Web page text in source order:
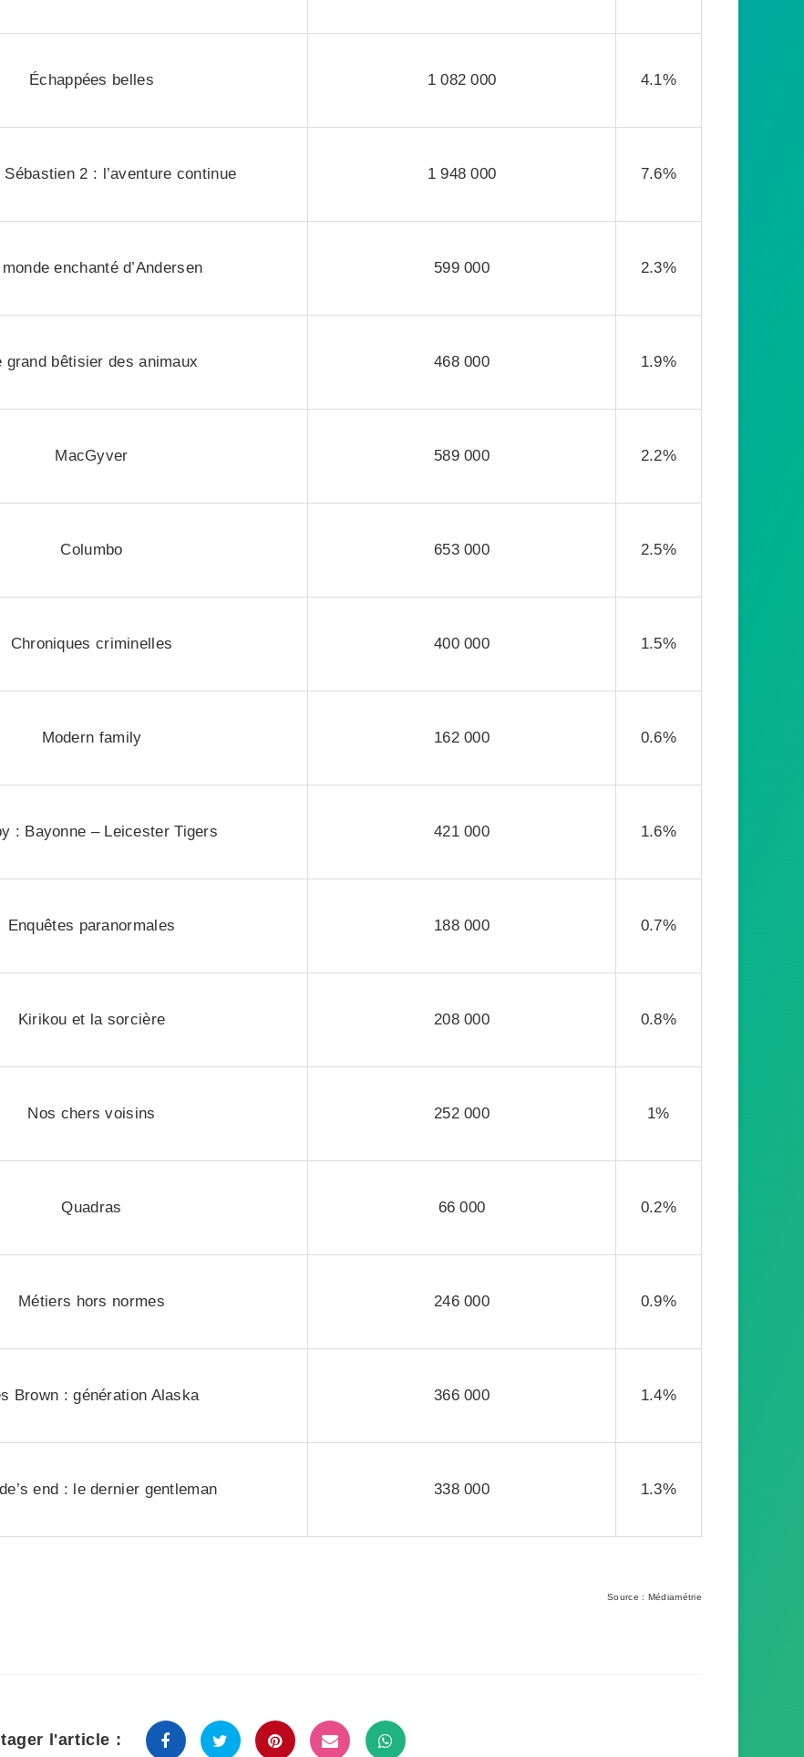
Échappées belles 1 082 000 4.1%
Sébastien 2 : l’aventure continue 1 948 000 7.6%
enchanté d’Andersen 599 000 2.3%
grand bêtisier des animaux 468 000 1.9%
MacGyver 589 000 2.2%
Columbo 653 000 2.5%
Chroniques criminelles 400 000 1.5%
Modern family 162 000 0.6%
: Bayonne – Leicester Tigers 421 000 1.6%
Enquêtes paranormales 188 000 0.7%
Kirikou et la sorcière 208 000 0.8%
Nos chers voisins 252 000 1%
Quadras 66 000 0.2%
Métiers hors normes 246 000 0.9%
Brown : génération Alaska 366 000 1.4%
end : le dernier gentleman 338 000 1.3%
Source : Médiamétrie
l'article :